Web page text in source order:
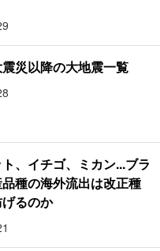
災以降の大地震一覧
、イチゴ、ミカン...ブラ
種の海外流出は改正種
るのか